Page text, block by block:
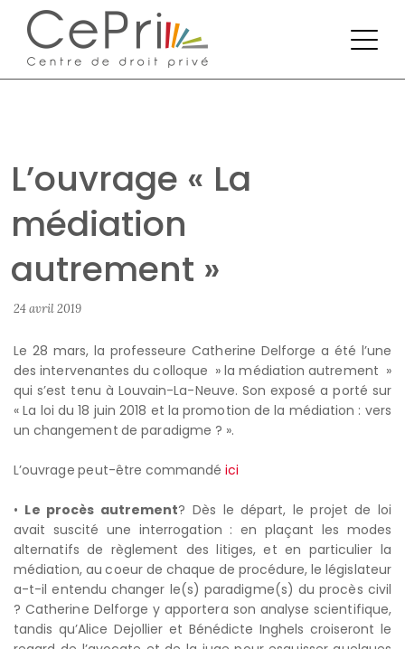
L’ouvrage « La
médiation
autrement »
24 avril 2019
Le 28 mars, la professeure Catherine Delforge a été l’une
des intervenantes du colloque » la médiation autrement »
qui s’est tenu à Louvain-La-Neuve. Son exposé a porté sur
« La loi du 18 juin 2018 et la promotion de la médiation : vers
un changement de paradigme ? ».
L’ouvrage peut-être commandéici
• Le procès autrement? Dès le départ, le projet de loi
avait suscité une interrogation : en plaçant les modes
alternatifs de règlement des litiges, et en particulier la
médiation, au coeur de chaque de procédure, le législateur
a-t-il entendu changer le(s) paradigme(s) du procès civil
? Catherine Delforge y apportera son analyse scientifique,
tandis qu’Alice Dejollier et Bénédicte Inghels croiseront le